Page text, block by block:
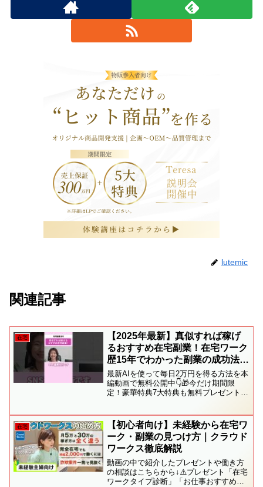
lutemic
関連記事
在宅
【2025年最新】真似すれば稼げ
るおすすめ在宅副業！在宅ワーク
歴15年でわかった副業の成功法則
と稼げるジャンルを解説！
最新AIを使って毎日2万円を得る方法を本
編動画で無料公開中👇️🎁今だけ期間限
定！豪華特典7大特典も無料プレゼント中
定年後も永続月収30万円 不労所得テンプ
レート ...
在宅
【初心者向け】未経験から在宅ワ
ーク・副業の見つけ方｜クラウド
ワークス徹底解説
動画の中で紹介したプレゼントや働き方
の相談はこちらから↓⚠️プレゼント「在宅
ワークタイプ診断」「お仕事おすすめガ